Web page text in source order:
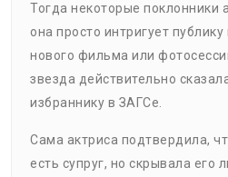
Тогда некоторые поклонники
она просто интригует
нового фильма или
звезда действительно
избраннику в ЗАГСе.
Сама актриса подтвердила,
есть супруг, но скрывала его